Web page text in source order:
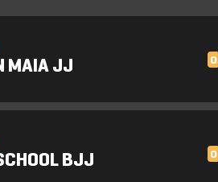
MAIA JJ O
BJJ O